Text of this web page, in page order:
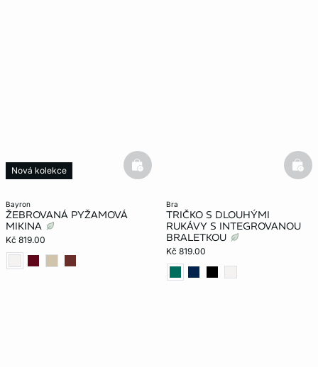
bayron
ŽEBROVANÁ PYŽAMOVÁ
MIKINA
Kč 819.00
Nová kolekce basketfull
bra
TRIČKO S DLOUHÝMI
RUKÁVY S INTEGROVANOU
BRALETKOU
Kč 819.00